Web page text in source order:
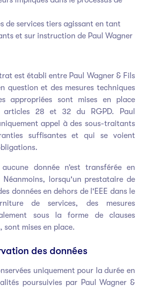
de services tiers agissant en tant
et sur instruction de Paul Wagner
est établi entre Paul Wagner & Fils
question et des mesures techniques
appropriées sont mises en place
articles 28 et 32 du RGPD. Paul
appel à des sous-traitants
suffisantes et qui se voient
donnée n’est transférée en
Néanmoins, lorsqu'un prestataire de
données en dehors de l'EEE dans le
de services, des mesures
sous la forme de clauses
mises en place.
des données
uniquement pour la durée en
poursuivies par Paul Wagner &